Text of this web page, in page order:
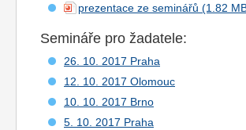
prezentace ze seminářů
Semináře pro žadatele:
26. 10. 2017 Praha
12. 10. 2017 Olomouc
10. 10. 2017 Brno
5. 10. 2017 Praha